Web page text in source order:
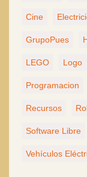
Cine
GrupoPues
LEGO Logo
Programacion
Recursos
Software Libre
Vehículos